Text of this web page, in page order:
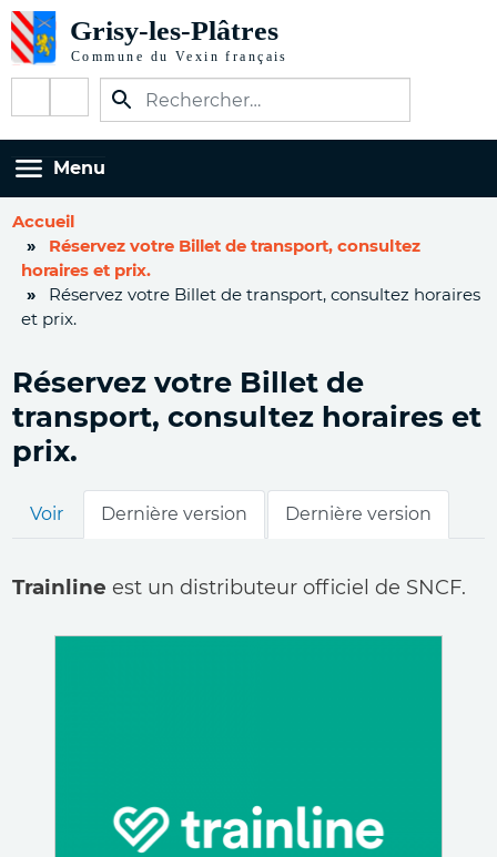
au
contenu
principal
sociaux
Menu
Accueil
Réservez votre Billet de transport, consultez
horaires et prix.
Réservez votre Billet de transport, consultez horaires
et prix.
Réservez votre Billet de
transport, consultez horaires et
prix.
Onglets
Voir Dernière version Dernière version
Trainline est un distributeur officiel de SNCF.